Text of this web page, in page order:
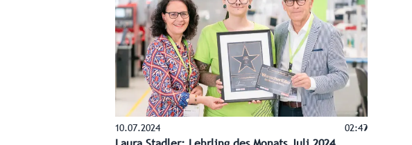
10.07.2024 02:49